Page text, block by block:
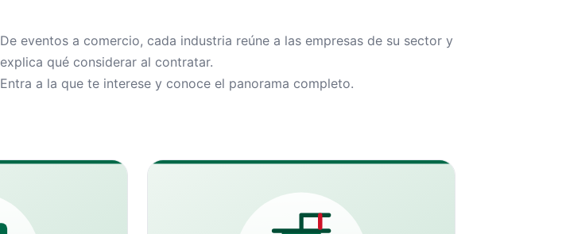
De eventos a comercio, cada industria reúne a las empresas de su sector y
explica qué considerar al contratar.
Entra a la que te interese y conoce el panorama completo.